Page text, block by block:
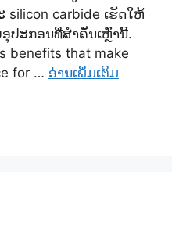
silicon carbide ເຮັດໃຫ້
ປະກອນທີ່ສໍາຄັນເຫຼົ່ານີ້.
benefits that make
for … ອ່ານເພິ່ມເຕິມ